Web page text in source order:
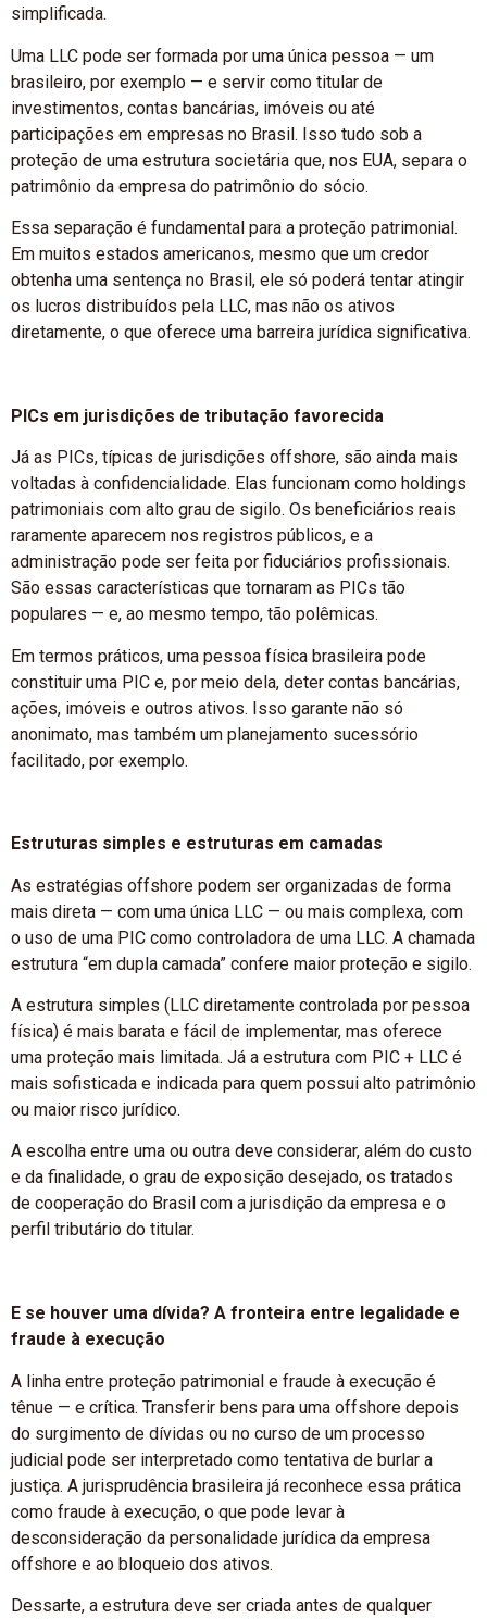
simplificada.
Uma LLC pode ser formada por uma única pessoa — um
brasileiro, por exemplo — e servir como titular de
investimentos, contas bancárias, imóveis ou até
participações em empresas no Brasil. Isso tudo sob a
proteção de uma estrutura societária que, nos EUA, separa o
patrimônio da empresa do patrimônio do sócio.
Essa separação é fundamental para a proteção patrimonial.
Em muitos estados americanos, mesmo que um credor
obtenha uma sentença no Brasil, ele só poderá tentar atingir
os lucros distribuídos pela LLC, mas não os ativos
diretamente, o que oferece uma barreira jurídica significativa.
PICs em jurisdições de tributação favorecida
Já as PICs, típicas de jurisdições offshore, são ainda mais
voltadas à confidencialidade. Elas funcionam como holdings
patrimoniais com alto grau de sigilo. Os beneficiários reais
raramente aparecem nos registros públicos, e a
administração pode ser feita por fiduciários profissionais.
São essas características que tornaram as PICs tão
populares — e, ao mesmo tempo, tão polêmicas.
Em termos práticos, uma pessoa física brasileira pode
constituir uma PIC e, por meio dela, deter contas bancárias,
ações, imóveis e outros ativos. Isso garante não só
anonimato, mas também um planejamento sucessório
facilitado, por exemplo.
Estruturas simples e estruturas em camadas
As estratégias offshore podem ser organizadas de forma
mais direta — com uma única LLC — ou mais complexa, com
o uso de uma PIC como controladora de uma LLC. A chamada
estrutura “em dupla camada” confere maior proteção e sigilo.
A estrutura simples (LLC diretamente controlada por pessoa
física) é mais barata e fácil de implementar, mas oferece
uma proteção mais limitada. Já a estrutura com PIC + LLC é
mais sofisticada e indicada para quem possui alto patrimônio
ou maior risco jurídico.
A escolha entre uma ou outra deve considerar, além do custo
e da finalidade, o grau de exposição desejado, os tratados
de cooperação do Brasil com a jurisdição da empresa e o
perfil tributário do titular.
E se houver uma dívida? A fronteira entre legalidade e
fraude à execução
A linha entre proteção patrimonial e fraude à execução é
tênue — e crítica. Transferir bens para uma offshore depois
do surgimento de dívidas ou no curso de um processo
judicial pode ser interpretado como tentativa de burlar a
justiça. A jurisprudência brasileira já reconhece essa prática
como fraude à execução, o que pode levar à
desconsideração da personalidade jurídica da empresa
offshore e ao bloqueio dos ativos.
Dessarte, a estrutura deve ser criada antes de qualquer